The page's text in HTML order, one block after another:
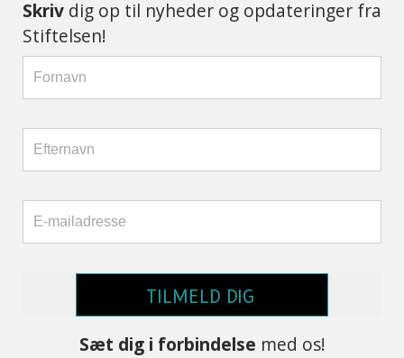
Skriv dig op til nyheder og opdateringer fra
Stiftelsen!
TILMELD DIG
Sæt dig i forbindelse med os!